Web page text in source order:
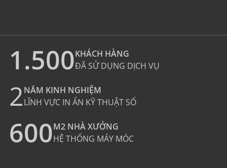
1.500KHÁCH HÀNG
ĐÃ SỬ DỤNG DỊCH VỤ
2NĂM KINH NGHIỆM
LĨNH VỰC IN ẤN KỸ THUẬT SỐ
600M2 NHÀ XƯỞNG
HỆ THỐNG MÁY MÓC